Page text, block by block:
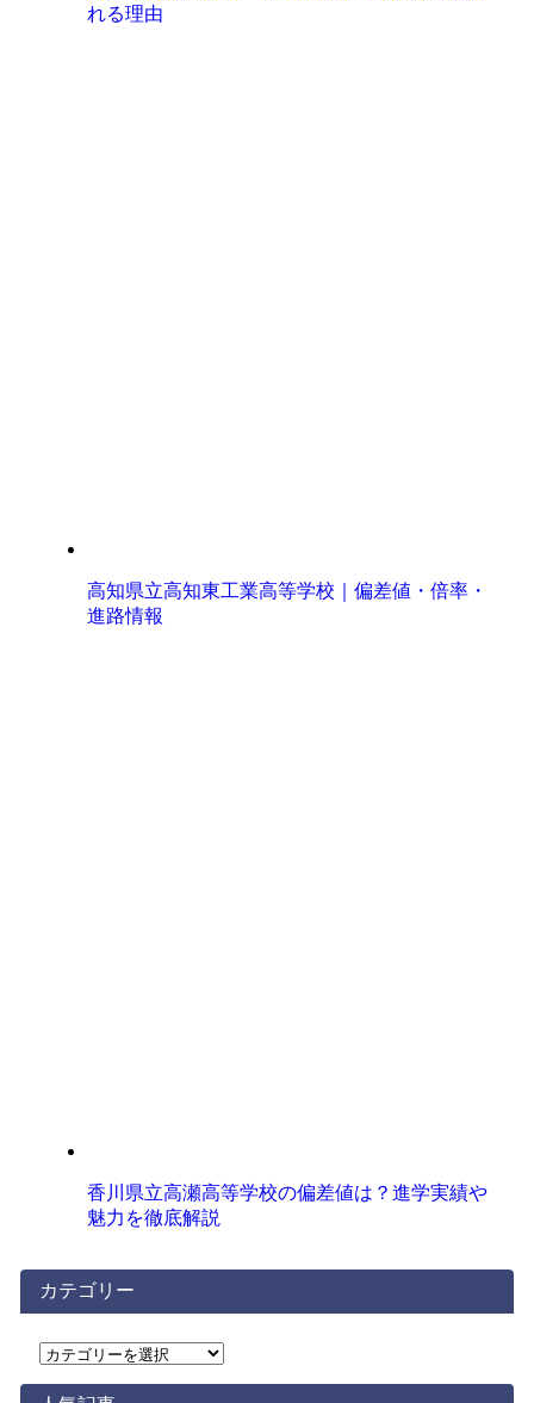
れる理由
高知県立高知東工業高等学校｜偏差値・倍率・
進路情報
香川県立高瀬高等学校の偏差値は？進学実績や
魅力を徹底解説
カテゴリー
カ